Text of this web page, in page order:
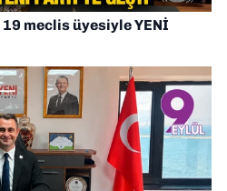
meclis üyesiyle YENİ